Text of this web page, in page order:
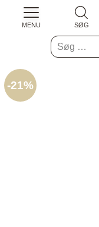
Søg
efter:
MENU SØG
-21%